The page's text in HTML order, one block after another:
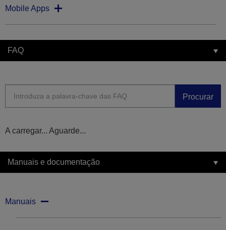
Mobile Apps
FAQ
Procurar
A carregar... Aguarde...
Manuais e documentação
Manuais